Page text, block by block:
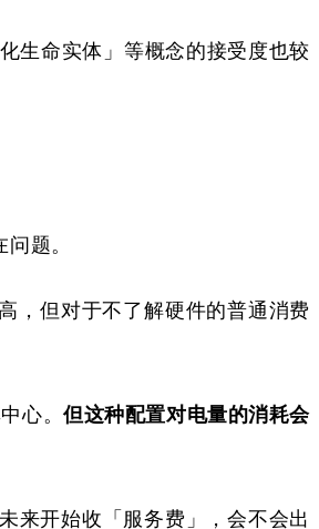
生命实体」等概念的接受度也较
题。
，但对于不了解硬件的普通消费
心。但这种配置对电量的消耗会
来开始收「服务费」，会不会出